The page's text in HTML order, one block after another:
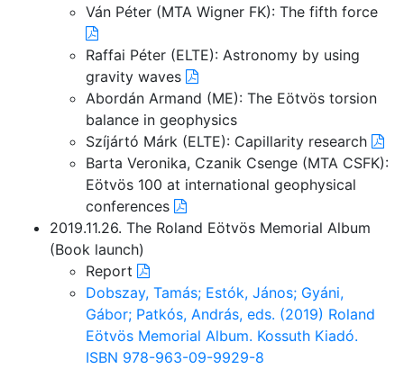
Ván Péter (MTA Wigner FK): The fifth force
Raffai Péter (ELTE): Astronomy by using
gravity waves
Abordán Armand (ME): The Eötvös torsion
balance in geophysics
Szíjártó Márk (ELTE): Capillarity research
Barta Veronika, Czanik Csenge (MTA CSFK):
Eötvös 100 at international geophysical
conferences
2019.11.26. The Roland Eötvös Memorial Album
(Book launch)
Report
Dobszay, Tamás; Estók, János; Gyáni,
Gábor; Patkós, András, eds. (2019) Roland
Eötvös Memorial Album. Kossuth Kiadó.
ISBN 978-963-09-9929-8